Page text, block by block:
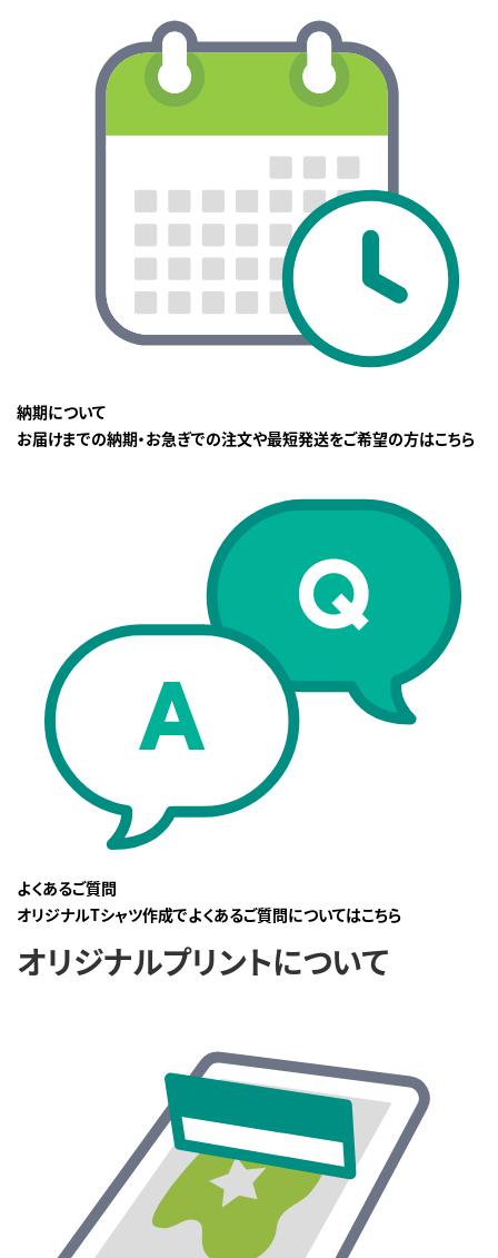
納期について
お届けまでの納期・お急ぎでの注文や最短発送をご希望の方はこちら
よくあるご質問
オリジナルTシャツ作成でよくあるご質問についてはこちら
オリジナルプリントについて